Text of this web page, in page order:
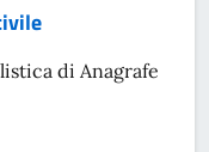
di Anagrafe